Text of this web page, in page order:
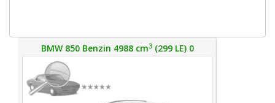
BMW 850 Benzin 4988 cm3(299 LE) 0